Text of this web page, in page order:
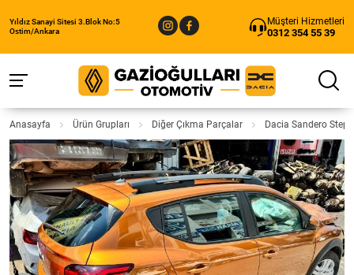
Yıldız Sanayi Sitesi 3.Blok No:5
Ostim/Ankara
Müşteri Hizmetleri
0312 354 55 39
Anasayfa Ürün Grupları Diğer Çıkma Parçalar Dacia Sandero